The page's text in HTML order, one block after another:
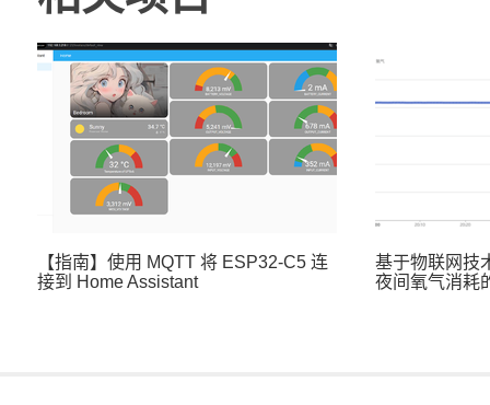
【指南】使用 MQTT 将 ESP32-C5 连
接到 Home Assistant
基于物联网技
夜间氧气消耗